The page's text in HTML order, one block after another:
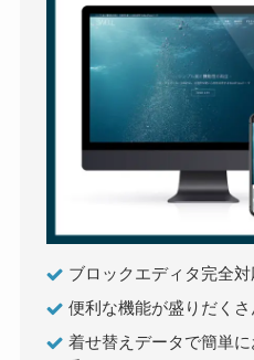
ブロックエディタ完全対
便利な機能が盛りだくさ
着せ替えデータで簡単